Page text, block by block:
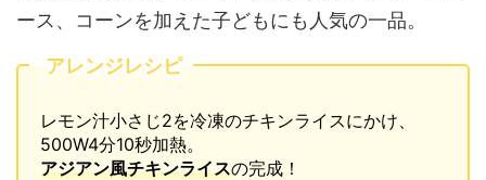
ース、コーンを加えた子どもにも人気の一品。
アレンジレシピ
レモン汁小さじ2を冷凍のチキンライスにかけ、
500W4分10秒加熱。
アジアン風チキンライスの完成！